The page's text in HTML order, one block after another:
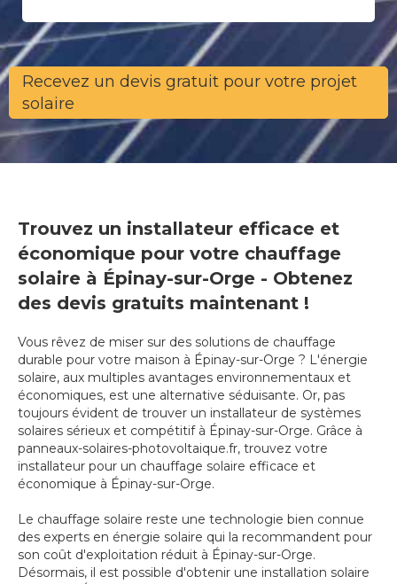
Recevez un devis gratuit pour votre projet
solaire
Trouvez un installateur efficace et
économique pour votre chauffage
solaire à Épinay-sur-Orge - Obtenez
des devis gratuits maintenant !
Vous rêvez de miser sur des solutions de chauffage
durable pour votre maison à Épinay-sur-Orge ? L'énergie
solaire, aux multiples avantages environnementaux et
économiques, est une alternative séduisante. Or, pas
toujours évident de trouver un installateur de systèmes
solaires sérieux et compétitif à Épinay-sur-Orge. Grâce à
panneaux-solaires-photovoltaique.fr, trouvez votre
installateur pour un chauffage solaire efficace et
économique à Épinay-sur-Orge.
Le chauffage solaire reste une technologie bien connue
des experts en énergie solaire qui la recommandent pour
son coût d'exploitation réduit à Épinay-sur-Orge.
Désormais, il est possible d'obtenir une installation solaire